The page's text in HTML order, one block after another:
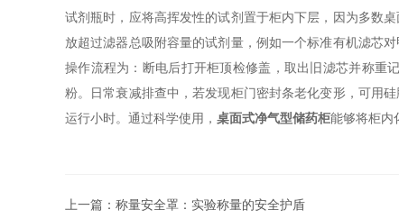
试剂瓶时，应将高挥发性的试剂置于柜内下层，因为多数
放超过滤器总吸附容量的试剂量，例如一个标准有机滤芯
操作流程为：断电后打开柜顶检修盖，取出旧滤芯并称重
粉。日常衰减排查中，若发现柜门密封条老化变形，可用
运行小时。通过科学使用， 桌面式净气型储药柜能够将柜内
上一篇： 称量安全罩：实验称量的安全护盾